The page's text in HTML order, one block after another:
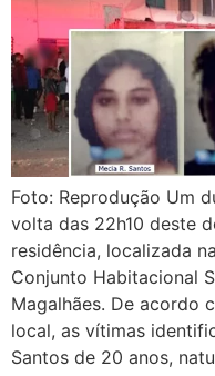
Foto: Reprodução Um
volta das 22h10 deste
residência, localizada
Conjunto Habitacional
Magalhães. De acordo
local, as vítimas
Santos de 20 anos,